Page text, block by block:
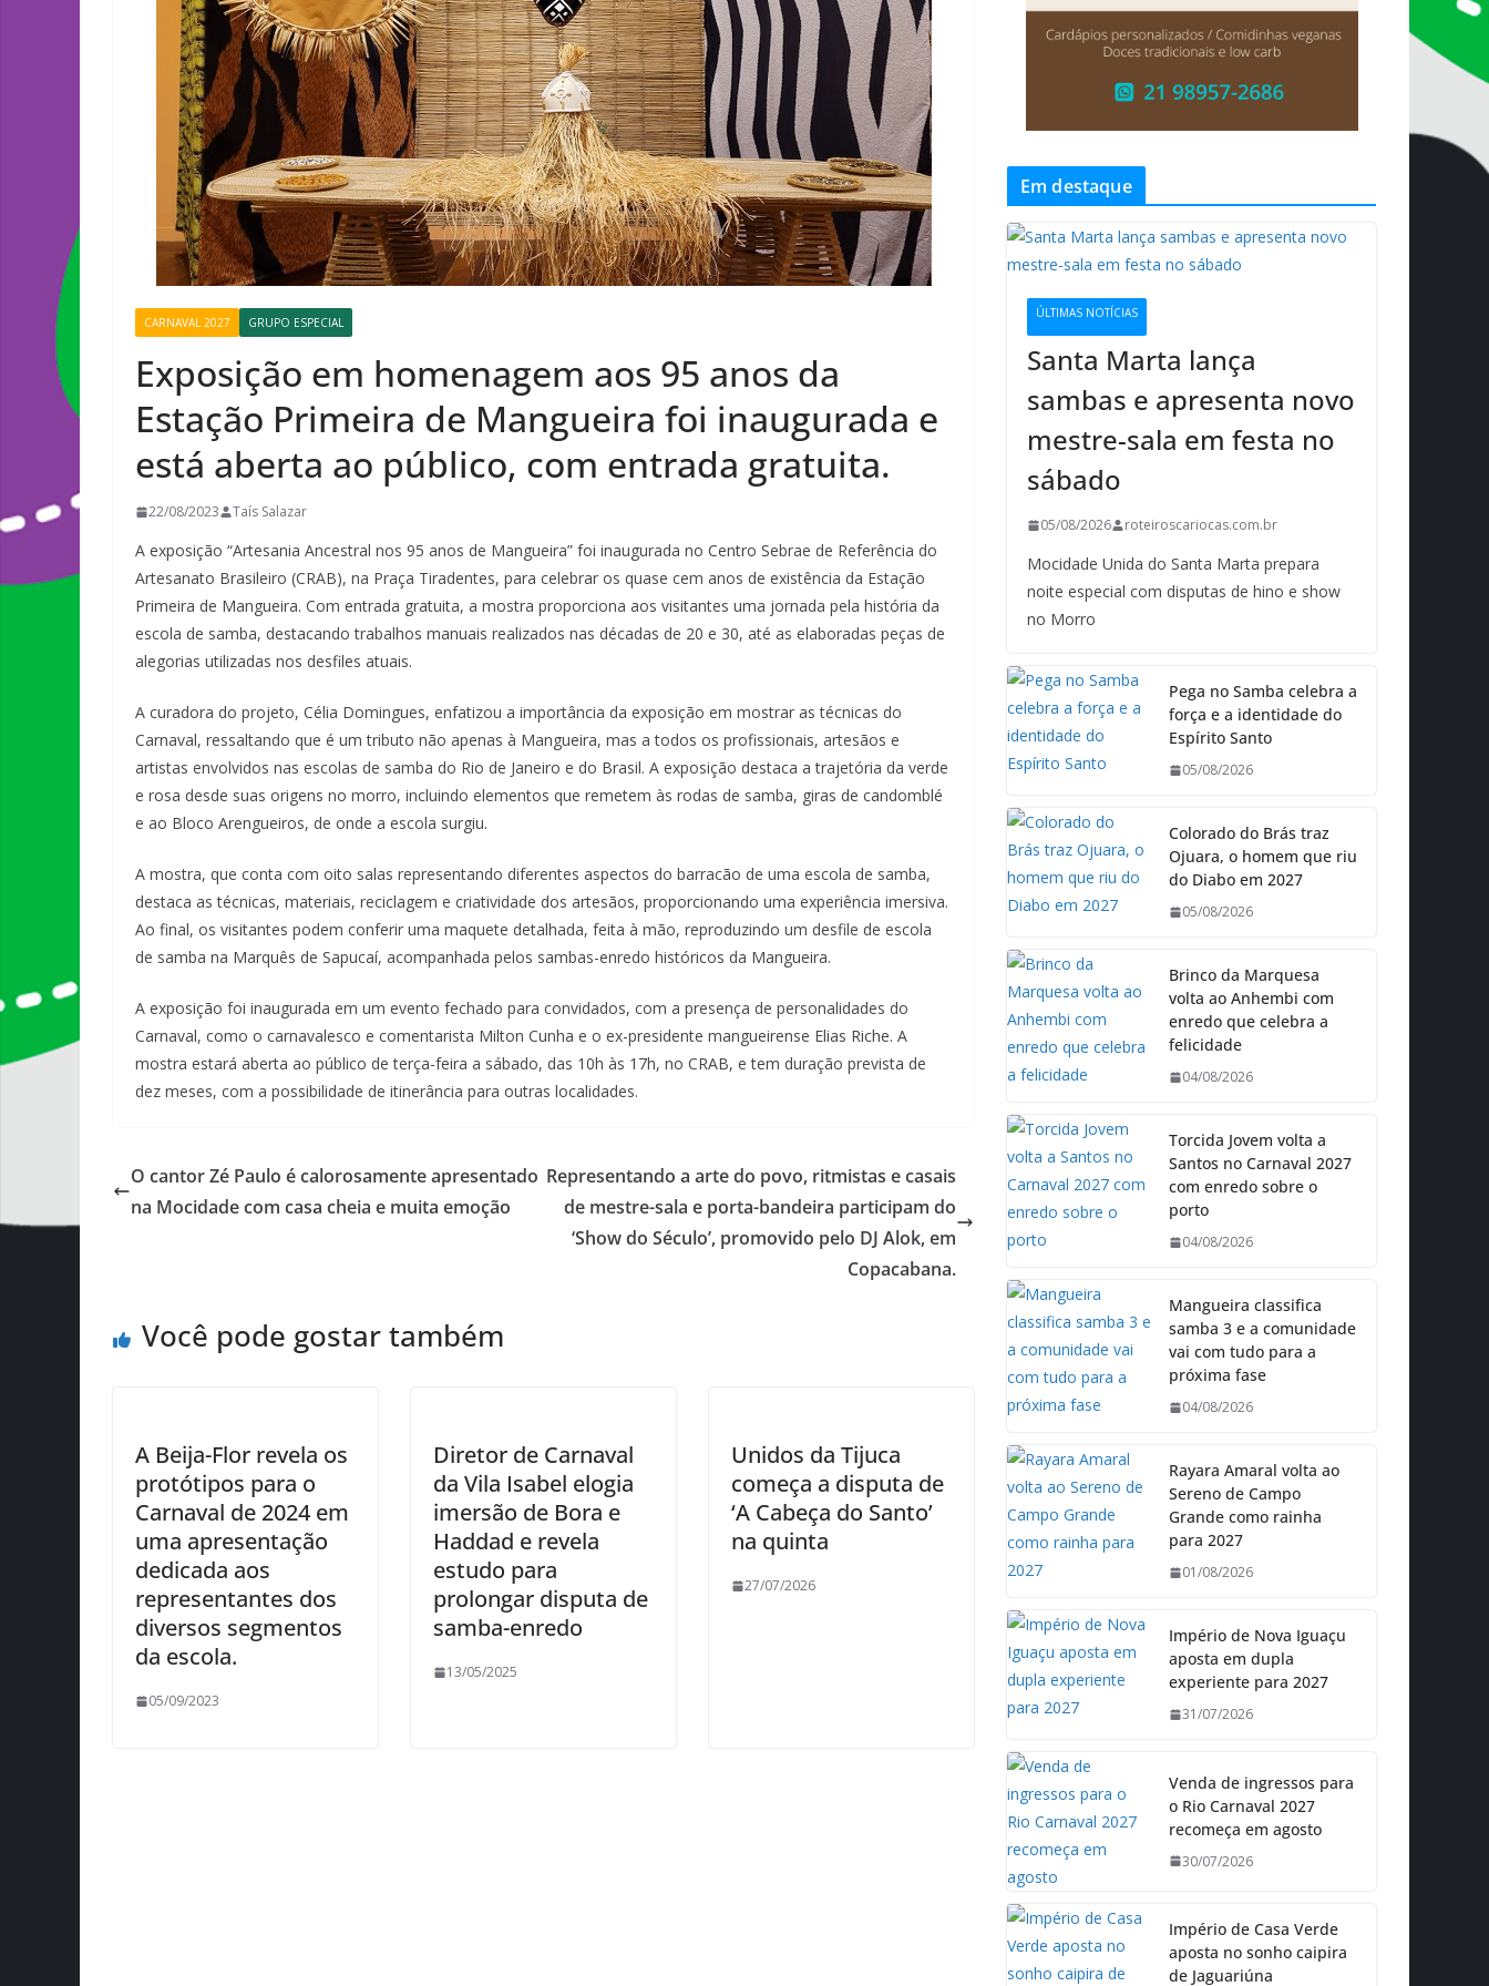
CARNAVAL 2027 GRUPO ESPECIAL
Exposição em homenagem aos 95 anos da
Estação Primeira de Mangueira foi inaugurada e
está aberta ao público, com entrada gratuita.
22/08/2023 Taís Salazar
A exposição “Artesania Ancestral nos 95 anos de Mangueira” foi inaugurada no Centro Sebrae de Referência do
Artesanato Brasileiro (CRAB), na Praça Tiradentes, para celebrar os quase cem anos de existência da Estação
Primeira de Mangueira. Com entrada gratuita, a mostra proporciona aos visitantes uma jornada pela história da
escola de samba, destacando trabalhos manuais realizados nas décadas de 20 e 30, até as elaboradas peças de
alegorias utilizadas nos desfiles atuais.
A curadora do projeto, Célia Domingues, enfatizou a importância da exposição em mostrar as técnicas do
Carnaval, ressaltando que é um tributo não apenas à Mangueira, mas a todos os profissionais, artesãos e
artistas envolvidos nas escolas de samba do Rio de Janeiro e do Brasil. A exposição destaca a trajetória da verde
e rosa desde suas origens no morro, incluindo elementos que remetem às rodas de samba, giras de candomblé
e ao Bloco Arengueiros, de onde a escola surgiu.
A mostra, que conta com oito salas representando diferentes aspectos do barracão de uma escola de samba,
destaca as técnicas, materiais, reciclagem e criatividade dos artesãos, proporcionando uma experiência imersiva.
Ao final, os visitantes podem conferir uma maquete detalhada, feita à mão, reproduzindo um desfile de escola
de samba na Marquês de Sapucaí, acompanhada pelos sambas-enredo históricos da Mangueira.
A exposição foi inaugurada em um evento fechado para convidados, com a presença de personalidades do
Carnaval, como o carnavalesco e comentarista Milton Cunha e o ex-presidente mangueirense Elias Riche. A
mostra estará aberta ao público de terça-feira a sábado, das 10h às 17h, no CRAB, e tem duração prevista de
dez meses, com a possibilidade de itinerância para outras localidades.
O cantor Zé Paulo é calorosamente apresentado
na Mocidade com casa cheia e muita emoção
Representando a arte do povo, ritmistas e casais
de mestre-sala e porta-bandeira participam do
‘Show do Século’, promovido pelo DJ Alok, em
Copacabana.
Você pode gostar também
A Beija-Flor revela os
protótipos para o
Carnaval de 2024 em
uma apresentação
dedicada aos
representantes dos
diversos segmentos
da escola.
05/09/2023
Diretor de Carnaval
da Vila Isabel elogia
imersão de Bora e
Haddad e revela
estudo para
prolongar disputa de
samba-enredo
13/05/2025
Unidos da Tijuca
começa a disputa de
‘A Cabeça do Santo’
na quinta
27/07/2026
Em destaque
ÚLTIMAS NOTÍCIAS
Santa Marta lança
sambas e apresenta novo
mestre-sala em festa no
sábado
05/08/2026 roteiroscariocas.com.br
Mocidade Unida do Santa Marta prepara
noite especial com disputas de hino e show
no Morro
Pega no Samba celebra a
força e a identidade do
Espírito Santo
05/08/2026
Colorado do Brás traz
Ojuara, o homem que riu
do Diabo em 2027
05/08/2026
Brinco da Marquesa
volta ao Anhembi com
enredo que celebra a
felicidade
04/08/2026
Torcida Jovem volta a
Santos no Carnaval 2027
com enredo sobre o
porto
04/08/2026
Mangueira classifica
samba 3 e a comunidade
vai com tudo para a
próxima fase
04/08/2026
Rayara Amaral volta ao
Sereno de Campo
Grande como rainha
para 2027
01/08/2026
Império de Nova Iguaçu
aposta em dupla
experiente para 2027
31/07/2026
Venda de ingressos para
o Rio Carnaval 2027
recomeça em agosto
30/07/2026
Império de Casa Verde
aposta no sonho caipira
de Jaguariúna